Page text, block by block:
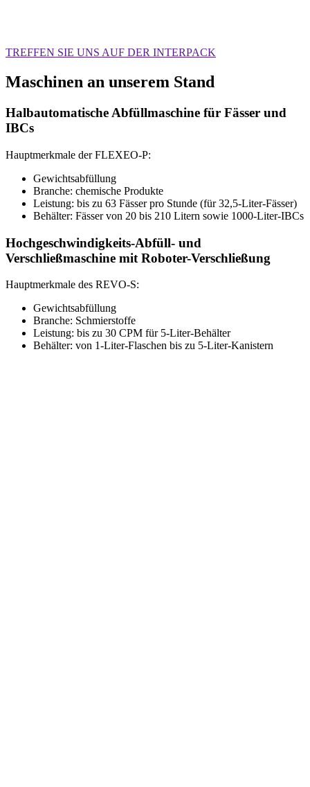
TREFFEN SIE UNS AUF DER INTERPACK
Maschinen an unserem Stand
Halbautomatische Abfüllmaschine für Fässer und
IBCs
Hauptmerkmale der FLEXEO-P:
Gewichtsabfüllung
Branche: chemische Produkte
Leistung: bis zu 63 Fässer pro Stunde (für 32,5-Liter-Fässer)
Behälter: Fässer von 20 bis 210 Litern sowie 1000-Liter-IBCs
Hochgeschwindigkeits-Abfüll- und
Verschließmaschine mit Roboter-Verschließung
Hauptmerkmale des REVO-S:
Gewichtsabfüllung
Branche: Schmierstoffe
Leistung: bis zu 30 CPM für 5-Liter-Behälter
Behälter: von 1-Liter-Flaschen bis zu 5-Liter-Kanistern